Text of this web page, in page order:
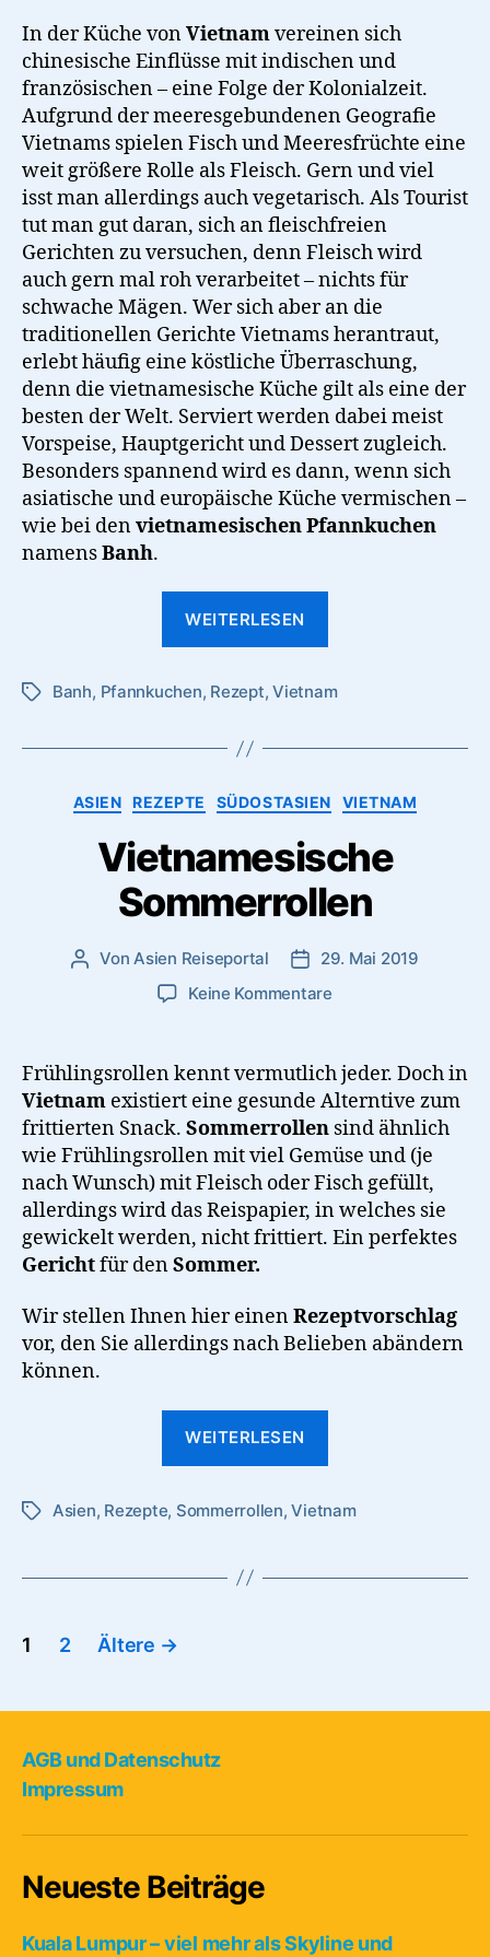
Pfannkuchen
In der Küche vonVietnamvereinen sich
chinesische Einflüsse mit indischen und
französischen – eine Folge der Kolonialzeit.
Aufgrund der meeresgebundenen Geografie
Vietnams spielen Fisch und Meeresfrüchte eine
weit größere Rolle als Fleisch. Gern und viel
isst man allerdings auch vegetarisch. Als Tourist
tut man gut daran, sich an fleischfreien
Gerichten zu versuchen, denn Fleisch wird
auch gern mal roh verarbeitet – nichts für
schwache Mägen. Wer sich aber an die
traditionellen Gerichte Vietnams herantraut,
erlebt häufig eine köstliche Überraschung,
denn die vietnamesische Küche gilt als eine der
besten der Welt. Serviert werden dabei meist
Vorspeise, Hauptgericht und Dessert zugleich.
Besonders spannend wird es dann, wenn sich
asiatische und europäische Küche vermischen –
wie bei denvietnamesischen Pfannkuchen
namensBanh.
WEITERLESEN
Schlagwörter
Banh, Pfannkuchen, Rezept,Vietnam
Kategorien
ASIEN REZEPTE SÜDOSTASIEN VIETNAM
Vietnamesische
Sommerrollen
Beitragsautor
Von Asien Reiseportal Veröffentlichungsdatum
29. Mai 2019
Keine Kommentarezu
Frühlingsrollen kennt vermutlich jeder. Doch in
Vietnam existiert eine gesunde Alterntive zum
frittierten Snack. Sommerrollen sind ähnlich
wie Frühlingsrollen mit viel Gemüse und (je
nach Wunsch) mit Fleisch oder Fisch gefüllt,
allerdings wird das Reispapier, in welches sie
gewickelt werden, nicht frittiert. Ein perfektes
Gerichtfür denSommer.
Wir stellen Ihnen hier einenRezeptvorschlag
vor, den Sie allerdings nach Belieben abändern
können.
WEITERLESEN
Schlagwörter
Asien, Rezepte, Sommerrollen,Vietnam
Seitennummerierung
Beiträge
1 2 Ältere →
AGB und Datenschutz
Impressum
Neueste Beiträge
Kuala Lumpur – viel mehr als Skyline und